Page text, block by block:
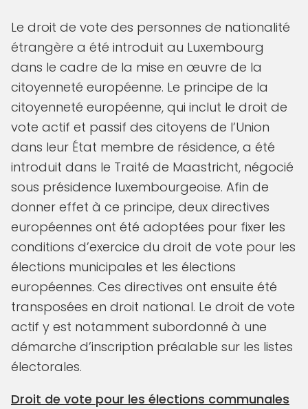
Le droit de vote des personnes de nationalité
étrangère a été introduit au Luxembourg
dans le cadre de la mise en œuvre de la
citoyenneté européenne. Le principe de la
citoyenneté européenne, qui inclut le droit de
vote actif et passif des citoyens de l’Union
dans leur État membre de résidence, a été
introduit dans le Traité de Maastricht, négocié
sous présidence luxembourgeoise. Afin de
donner effet à ce principe, deux directives
européennes ont été adoptées pour fixer les
conditions d’exercice du droit de vote pour les
élections municipales et les élections
européennes. Ces directives ont ensuite été
transposées en droit national. Le droit de vote
actif y est notamment subordonné à une
démarche d’inscription préalable sur les listes
électorales.
Droit de vote pour les élections communales